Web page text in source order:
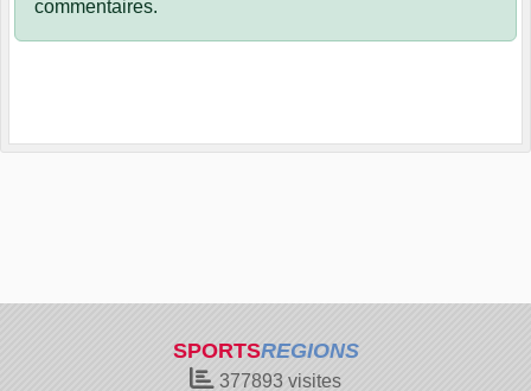
commentaires.
SPORTSREGIONS
377893 visites